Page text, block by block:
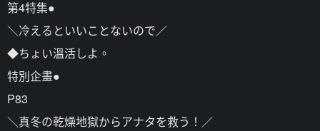
第4特集●
＼冷えるといいことないので／
◆ちょい溫活しよ。
特別企畫●
P83
＼真冬の乾燥地獄からアナタを救う！／